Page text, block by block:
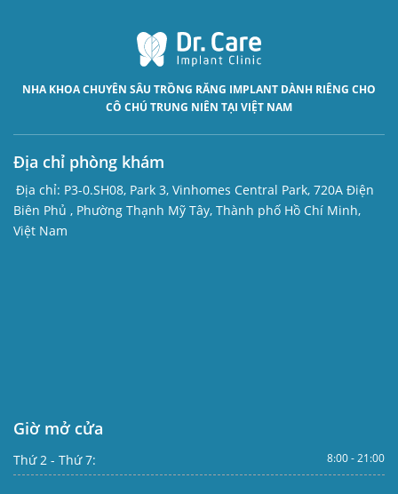
NHA KHOA CHUYÊN SÂU TRỒNG RĂNG IMPLANT DÀNH RIÊNG CHO
CÔ CHÚ TRUNG NIÊN TẠI VIỆT NAM
Địa chỉ phòng khám
Địa chỉ: P3-0.SH08, Park 3, Vinhomes Central Park, 720A Điện
Biên Phủ , Phường Thạnh Mỹ Tây, Thành phố Hồ Chí Minh,
Việt Nam
Giờ mở cửa
Thứ 2 - Thứ 7: 8:00 - 21:00